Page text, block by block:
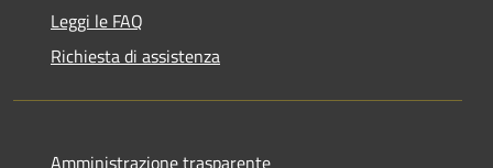
Leggi le FAQ
Richiesta di assistenza
Amministrazione trasparente